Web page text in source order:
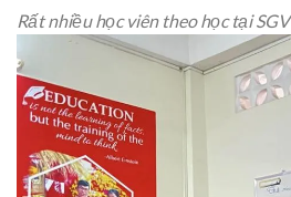
Rất nhiều học viên theo học tại SGV